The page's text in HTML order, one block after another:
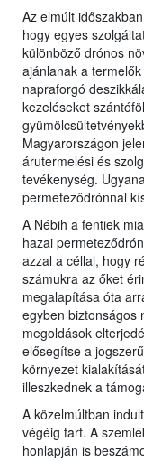
Az elmúlt
hogy egyes
különböző drónos
ajánlanak a
napraforgó
kezeléseket
Magyarországon
árutermelési és
tevékenység.
permeteződrónnal
A Nébih a fentiek
hazai
azzal a céllal, hogy
számukra az őket
megalapítása óta
egyben biztonságos
megoldások
elősegítse a
környezet
illeszkednek a
A közelmúltban
végéig tart. A
honlapján is